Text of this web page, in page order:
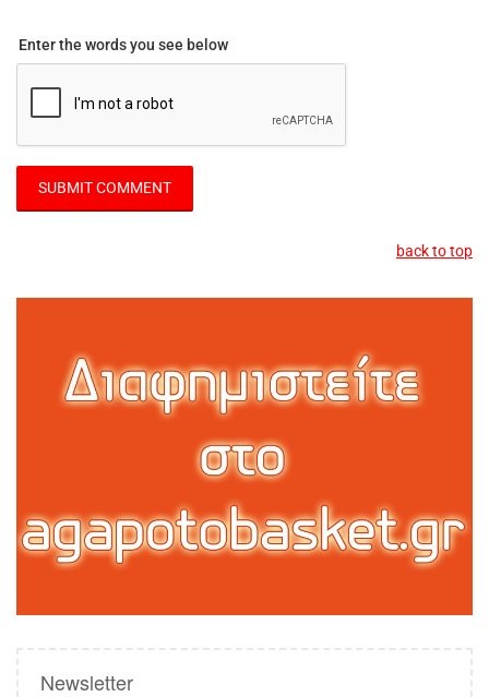
Enter the words you see below
back to top
Newsletter